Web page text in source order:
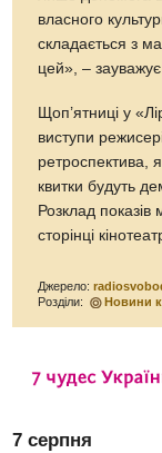
власного
складається з
цей», –
Щоп’ятниці у
виступи
ретроспектива,
квитки будуть
Розклад
сторінці
Джерело:
Розділи:
Новини
7 серпня